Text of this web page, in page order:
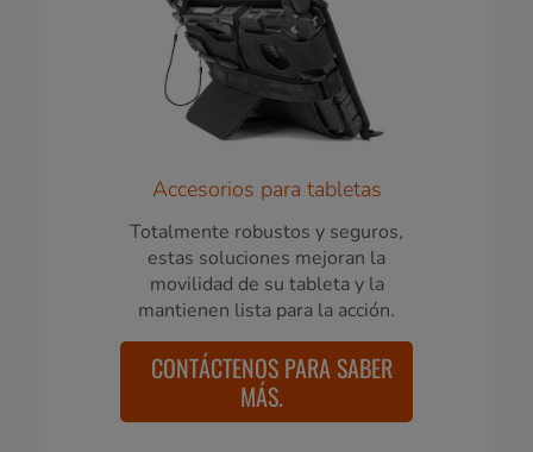
Accesorios para tabletas
Totalmente robustos y seguros,
estas soluciones mejoran la
movilidad de su tableta y la
mantienen lista para la acción.
CONTÁCTENOS PARA SABER
MÁS.